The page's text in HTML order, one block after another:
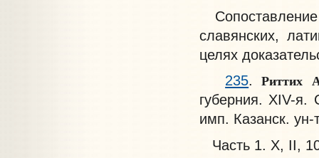
Сопоставление
славянских,
целях
235.Риттих
губерния. XIV-
имп. Казанск. ун-
Часть 1. X, II,